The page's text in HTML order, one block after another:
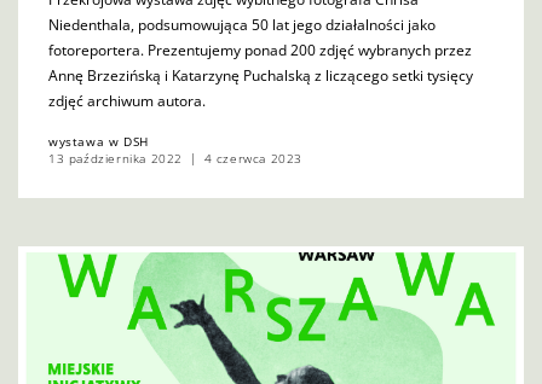
Niedenthala, podsumowująca 50 lat jego działalności jako
fotoreportera. Prezentujemy ponad 200 zdjęć wybranych przez
Annę Brzezińską i Katarzynę Puchalską z liczącego setki tysięcy
zdjęć archiwum autora.
wystawa w DSH
13 października 2022
4 czerwca 2023